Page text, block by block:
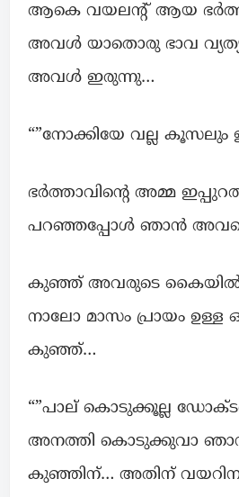
ആകെ വയലന്റ് ആയ
അവൾ യാതൊരു ഭാവ
അവൾ ഇരുന്നു…
“”നോക്കിയേ വല്ല കൂസലും
ഭർത്താവിന്റെ അമ്മ
പറഞ്ഞപ്പോൾ ഞാൻ
കുഞ്ഞ് അവരുടെ
നാലോ മാസം പ്രായം ഉള്ള
കുഞ്ഞ്…
“”പാല് കൊടുക്കൂല്ല
അനത്തി കൊടുക്കുവാ
കുഞ്ഞിന്… അതിന് വയറിനു